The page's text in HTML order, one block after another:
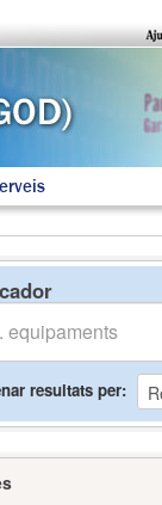
resultats per